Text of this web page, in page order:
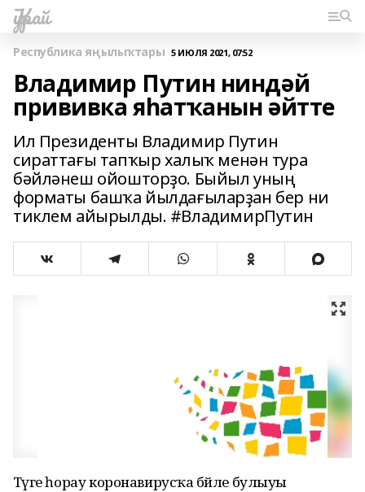
Ҡурай
Республика яңылыҡтары 5 ИЮЛЯ 2021, 07:52
Владимир Путин ниндәй
прививка яһатҡанын әйтте
Ил Президенты Владимир Путин
сираттағы тапҡыр халыҡ менән тура
бәйләнеш ойошторҙо. Быйыл уның
форматы башҡа йылдағыларҙан бер ни
тиклем айырылды. #ВладимирПутин
Тәүге һорау коронавирусҡа бәйле булыуы